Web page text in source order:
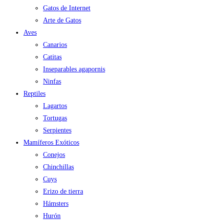
Gatos de Internet
Arte de Gatos
Aves
Canarios
Catitas
Inseparables agapornis
Ninfas
Reptiles
Lagartos
Tortugas
Serpientes
Mamíferos Exóticos
Conejos
Chinchillas
Cuys
Erizo de tierra
Hámsters
Hurón